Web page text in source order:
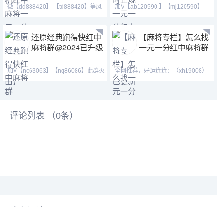
微【dd888420】 【td888420】等风
也等你。喜欢打麻将
加V【ab120590 】【mj120590】
【tj525555】群主QQ:443
还原经典跑得快红中
麻将群@2024已升级
加V【nc63063】【nq86086】此群火
爆正规，玩法简单，随玩
【麻将专栏】怎么找
一元一分红中麻将群
全网推荐，好运连连：（xh19008）
（ xh29008）【tj19008】红中麻将
评论列表 （0条）